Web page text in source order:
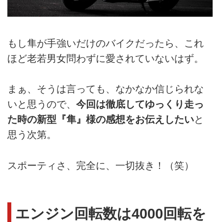
もし隼が手強いだけのバイクだったら、これ
ほど老若男女問わずに愛されていないはず。
まぁ、そうは言っても、なかなか信じられな
いと思うので、 今回は徹底してゆっくり走っ
た時の新型『隼』様の感想をお伝えしたいと
思う次第。
スポーティさ、完全に、一切抜き！（笑）
エンジン回転数は4000回転を